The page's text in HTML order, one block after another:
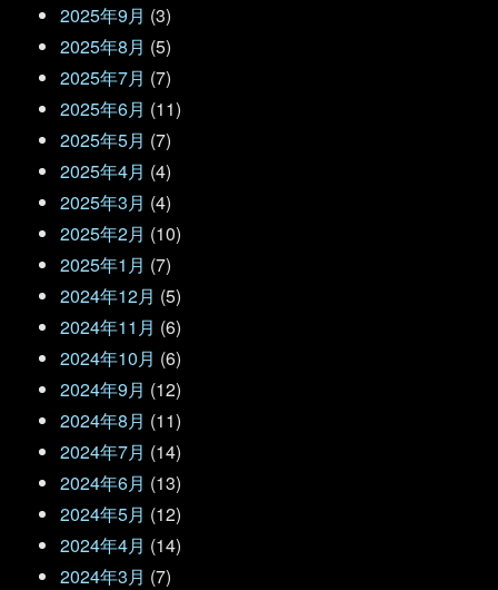
2025年9月 (3)
2025年8月 (5)
2025年7月 (7)
2025年6月 (11)
2025年5月 (7)
2025年4月 (4)
2025年3月 (4)
2025年2月 (10)
2025年1月 (7)
2024年12月 (5)
2024年11月 (6)
2024年10月 (6)
2024年9月 (12)
2024年8月 (11)
2024年7月 (14)
2024年6月 (13)
2024年5月 (12)
2024年4月 (14)
2024年3月 (7)